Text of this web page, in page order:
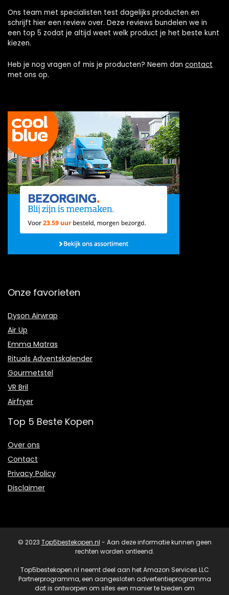
Ons team met specialisten test dagelijks producten en
schrijft hier een review over. Deze reviews bundelen we in
een top 5 zodat je altijd weet welk product je het beste kunt
kiezen.
Heb je nog vragen of mis je producten? Neem dan contact
met ons op.
Onze favorieten
Dyson Airwrap
Air Up
Emma Matras
Rituals Adventskalender
Gourmetstel
VR Bril
Airfryer
Top 5 Beste Kopen
Over ons
Contact
Privacy Policy
Disclaimer
© 2023 Top5bestekopen.nl - Aan deze informatie kunnen geen
rechten worden ontleend.
Top5bestekopen.nl neemt deel aan het Amazon Services LLC
Partnerprogramma, een aangesloten advertentieprogramma
dat is ontworpen om sites een manier te bieden om